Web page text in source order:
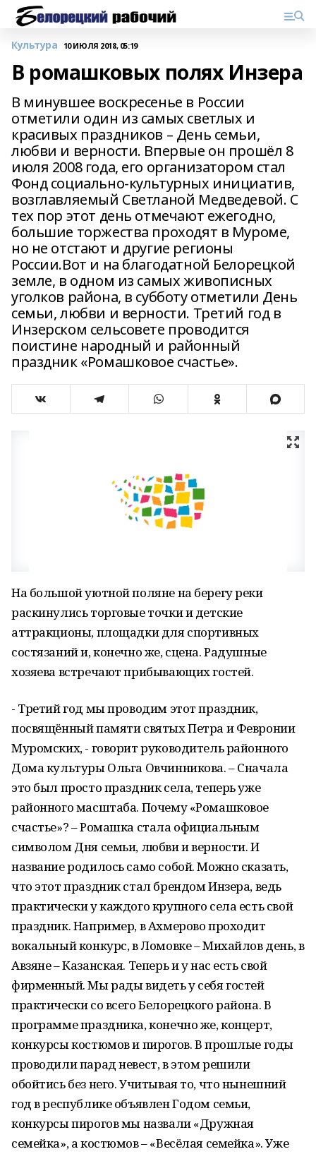
Культура 10 ИЮЛЯ 2018, 05:19
В ромашковых полях Инзера
В минувшее воскресенье в России
отметили один из самых светлых и
красивых праздников – День семьи,
любви и верности. Впервые он прошёл 8
июля 2008 года, его организатором стал
Фонд социально-культурных инициатив,
возглавляемый Светланой Медведевой. С
тех пор этот день отмечают ежегодно,
большие торжества проходят в Муроме,
но не отстают и другие регионы
России.Вот и на благодатной Белорецкой
земле, в одном из самых живописных
уголков района, в субботу отметили День
семьи, любви и верности. Третий год в
Инзерском сельсовете проводится
поистине народный и районный
праздник «Ромашковое счастье».
На большой уютной поляне на берегу реки
раскинулись торговые точки и детские
аттракционы, площадки для спортивных
состязаний и, конечно же, сцена. Радушные
хозяева встречают прибывающих гостей.
- Третий год мы проводим этот праздник,
посвящённый памяти святых Петра и Февронии
Муромских, - говорит руководитель районного
Дома культуры Ольга Овчинникова. – Сначала
это был просто праздник села, теперь уже
районного масштаба. Почему «Ромашковое
счастье»? – Ромашка стала официальным
символом Дня семьи, любви и верности. И
название родилось само собой. Можно сказать,
что этот праздник стал брендом Инзера, ведь
практически у каждого крупного села есть свой
праздник. Например, в Ахмерово проходит
вокальный конкурс, в Ломовке – Михайлов день, в
Авзяне – Казанская. Теперь и у нас есть свой
фирменный. Мы рады видеть у себя гостей
практически со всего Белорецкого района. В
программе праздника, конечно же, концерт,
конкурсы костюмов и пирогов. В прошлые годы
проводили парад невест, в этом решили
обойтись без него. Учитывая то, что нынешний
год в республике объявлен Годом семьи,
конкурсы пирогов мы назвали «Дружная
семейка», а костюмов – «Весёлая семейка». Уже